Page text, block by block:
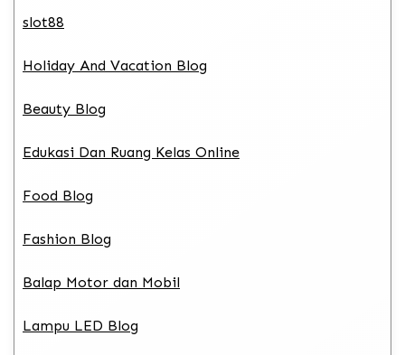
slot88
Holiday And Vacation Blog
Beauty Blog
Edukasi Dan Ruang Kelas Online
Food Blog
Fashion Blog
Balap Motor dan Mobil
Lampu LED Blog